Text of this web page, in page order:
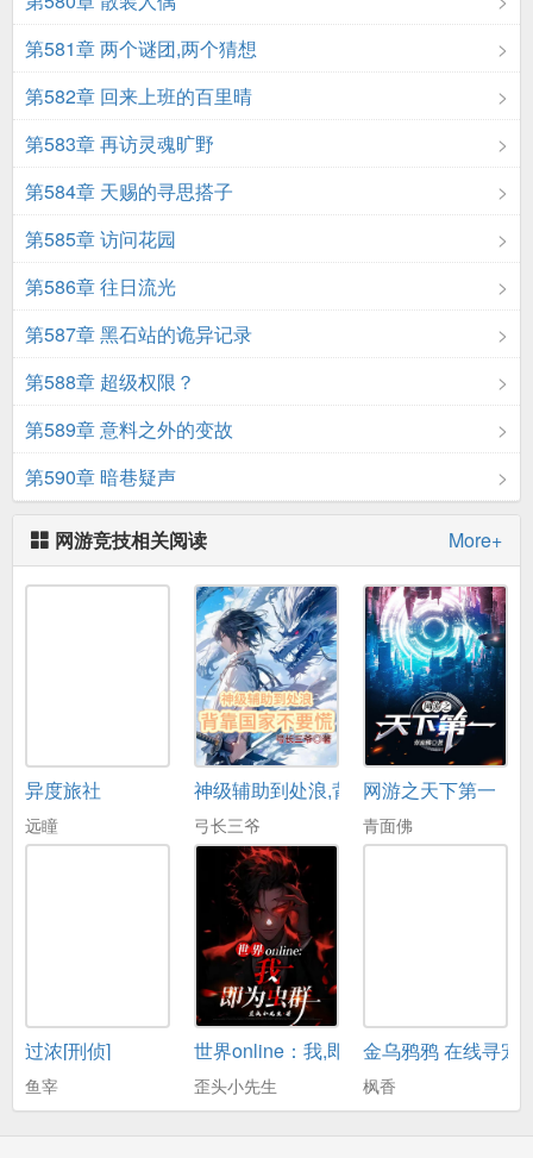
第581章 两个谜团,两个猜想
第582章 回来上班的百里晴
第583章 再访灵魂旷野
第584章 天赐的寻思搭子
第585章 访问花园
第586章 往日流光
第587章 黑石站的诡异记录
第588章 超级权限？
第589章 意料之外的变故
第590章 暗巷疑声
网游竞技相关阅读 More+
异度旅社
远瞳
神级辅助到处浪,背靠国家不要慌
弓长三爷
网游之天下第一
青面佛
过浓[刑侦]
鱼宰
世界online：我,即为虫群
歪头小先生
金乌鸦鸦 在线寻宠
枫香